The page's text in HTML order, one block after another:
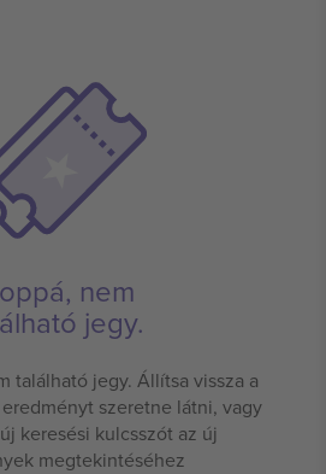
nem
jegy.
található jegy. Állítsa vissza a
szeretne látni, vagy
keresési kulcsszót az új
megtekintéséhez